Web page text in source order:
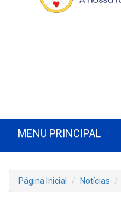
MENU PRINCIPAL
Página Inicial Notícias